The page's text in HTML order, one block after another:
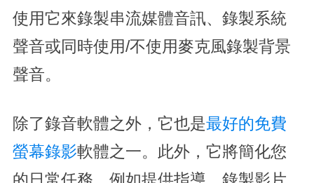
使用它來錄製串流媒體音訊、錄製系統
聲音或同時使用/不使用麥克風錄製背景
聲音。
除了錄音軟體之外，它也是最好的免費
螢幕錄影軟體之一。此外，它將簡化您